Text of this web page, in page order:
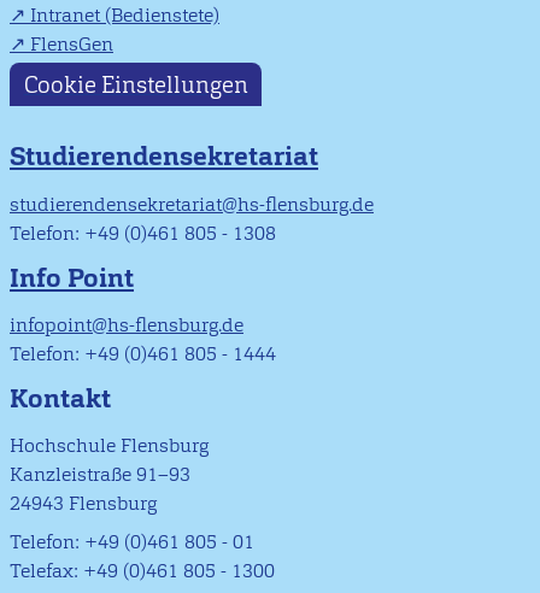
Intranet (Bedienstete)
FlensGen
Cookie Einstellungen
Studierendensekretariat
studierendensekretariat@hs-flensburg.de
Telefon: +49 (0)461 805 - 1308
Info Point
infopoint@hs-flensburg.de
Telefon: +49 (0)461 805 - 1444
Kontakt
Hochschule Flensburg
Kanzleistraße 91–93
24943 Flensburg
Telefon: +49 (0)461 805 - 01
Telefax: +49 (0)461 805 - 1300